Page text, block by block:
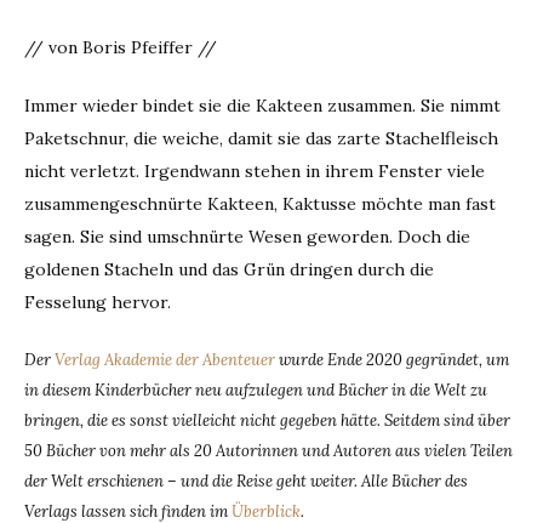
// von Boris Pfeiffer //
Immer wieder bindet sie die Kakteen zusammen. Sie nimmt
Paketschnur, die weiche, damit sie das zarte Stachelfleisch
nicht verletzt. Irgendwann stehen in ihrem Fenster viele
zusammengeschnürte Kakteen, Kaktusse möchte man fast
sagen. Sie sind umschnürte Wesen geworden. Doch die
goldenen Stacheln und das Grün dringen durch die
Fesselung hervor.
DerVerlag Akademie der Abenteuerwurde Ende 2020 gegründet, um
in diesem Kinderbücher neu aufzulegen und Bücher in die Welt zu
bringen, die es sonst vielleicht nicht gegeben hätte. Seitdem sind über
50 Bücher von mehr als 20 Autorinnen und Autoren aus vielen Teilen
der Welt erschienen – und die Reise geht weiter. Alle Bücher des
Verlags lassen sich finden imÜberblick.